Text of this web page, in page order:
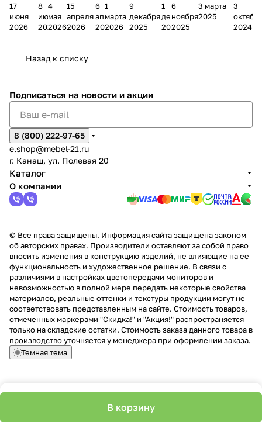
ании
Мело
17
июня
2026
д
к
2
8
июня
2026
Чеб
окс
4
мая
2026
ании
Мело
15
апреля
2026
М
А
6
апреля
2026
зина
в
1
марта
2026
о
магаз
9
декабря
2025
а
н
1
декабря
2025
ина в
г.
6
ноября
2025
ного
салона
3 марта
2025
ели
пер
3
2024
Назад к списку
В корзину
Подписаться на новости и акции
8 (800) 222-97-65
e.shop@mebel-21.ru
г. Канаш, ул. Полевая 20
Каталог
О компании
© Все права защищены. Информация сайта защищена законом
об авторских правах. Производители оставляют за собой право
вносить изменения в конструкцию изделий, не влияющие на ее
функциональность и художественное решение. В связи с
различиями в настройках цветопередачи мониторов и
невозможностью в полной мере передать некоторые свойства
материалов, реальные оттенки и текстуры продукции могут не
соответствовать представленным на сайте. Стоимость товаров,
отмеченных маркерами "Скидка!" и "Акция!" распространяется
только на складские остатки. Стоимость заказа данного товара в
производство уточняется у менеджера при оформлении заказа.
Темная тема